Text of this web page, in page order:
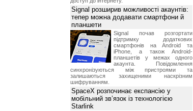
Signal розширив можливості акаунтів:
тепер можна додавати смартфони й
планшети
Signal почав розгортати
підтримку додаткових
смартфонів на Android та
iPhone, а також Android-
планшетів у межах одного
акаунта. Повідомлення
синхронізуються між пристроями та
залишаються захищеними наскрізним
шифруванням.
SpaceX розпочинає експансію у
мобільний зв’язок із технологією
Starlink